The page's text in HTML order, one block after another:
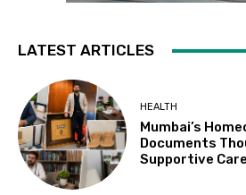
LATEST ARTICLES
HEALTH
Mumbai’s
Documents
Supportive